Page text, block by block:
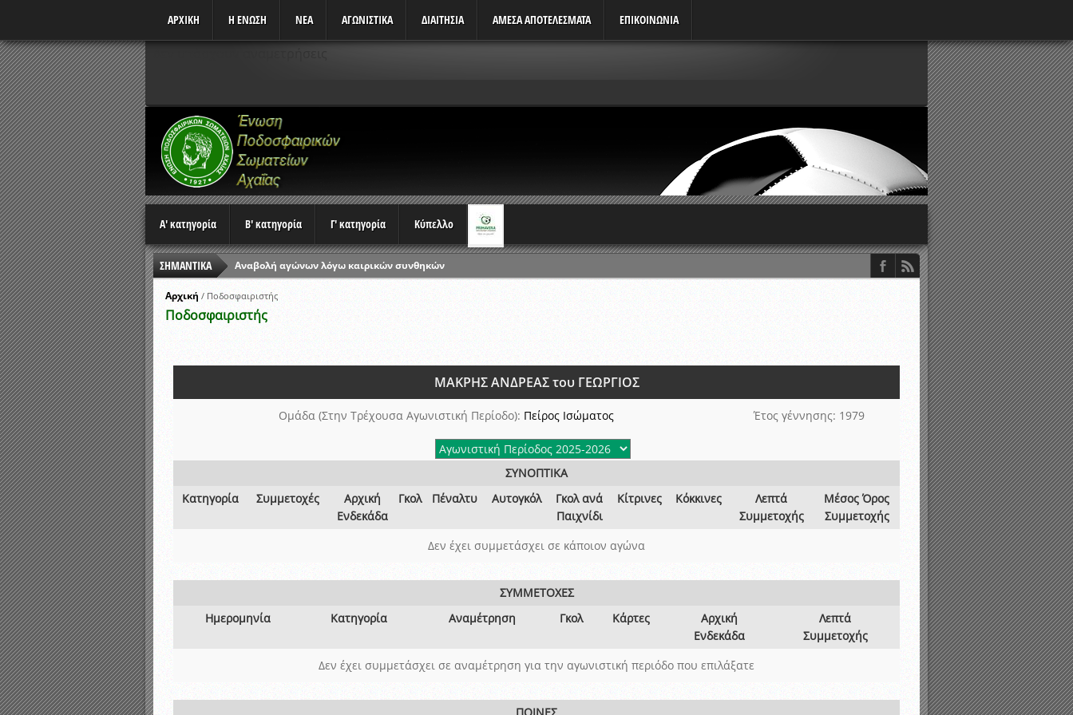
ΑΡΧΙΚΗ Η ΕΝΩΣΗ ΝΕΑ ΑΓΩΝΙΣΤΙΚΆ ΔΙΑΙΤΗΣΙΑ ΑΜΕΣΑ ΑΠΟΤΕΛΕΣΜΑΤΑ ΕΠΙΚΟΙΝΩΝΙΑ
Α' κατηγορία Β' κατηγορία Γ' κατηγορία Κύπελλο
ΣΗΜΑΝΤΙΚΑ
Αναβολή αγώνων λόγω καιρικών συνθηκών
Ώρες έναρξης αγώνων Πρωταθλημάτων
Αποτελέσματα επαναληπτικών γραπτών εξετάσεων και αγωνιστικών δοκιμασιών διαιτητών και παρατηρητών ΕΠΣΑ
Κληρώσεις Πρωταθλημάτων και Κυπέλλου 2015-2016
Αρχική / Ποδοσφαιριστής
Ποδοσφαιριστής
ΜΑΚΡΗΣ ΑΝΔΡΕΑΣ του ΓΕΩΡΓΙΟΣ
Ομάδα (Στην Τρέχουσα Αγωνιστική Περίοδο): Πείρος Ισώματος Έτος γέννησης: 1979
ΣΥΝΟΠΤΙΚΑ
Κατηγορία
Συμμετοχές
Αρχική
Ενδεκάδα
Γκολ Πέναλτυ Αυτογκόλ
Γκολ ανά
Παιχνίδι
Κίτρινες Κόκκινες
Λεπτά
Συμμετοχής
Μέσος Όρος
Συμμετοχής
Δεν έχει συμμετάσχει σε κάποιον αγώνα
ΣΥΜΜΕΤΟΧΕΣ
Ημερομηνία
Κατηγορία Αναμέτρηση Γκολ Κάρτες
Αρχική
Ενδεκάδα
Λεπτά
Συμμετοχής
Δεν έχει συμμετάσχει σε αναμέτρηση για την αγωνιστική περιόδο που επιλάξατε